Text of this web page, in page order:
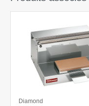
Diamond